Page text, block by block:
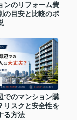
ンのリフォーム費
の目安と比較のポ
でのマンション購
リスクと安全性を
る方法